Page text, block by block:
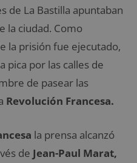
de La Bastilla apuntaban
la ciudad. Como
la prisión fue ejecutado,
pica por las calles de
de pasear las
Revolución Francesa.
la prensa alcanzó
de Jean-Paul Marat,